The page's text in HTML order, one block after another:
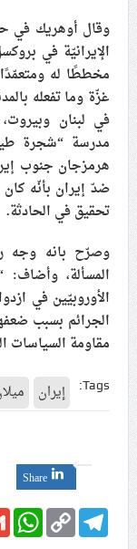
علماء
ممارسة
الإمام
لجنة مراسم
السيّد علي
إيران والعراق
وقال أوهريك في
الإيرانيّة في
مخططًا له
غزّة وما تفعله
في لبنان
مدرسة “شجرة
هرمزجان جنوب
ضدّ إيران بأنّه
تحقيق في الحادثة.
وصرّح بانه وجه
المسألة، وأضاف:
الأوروبيّين في
الجرائم بسبب
مقاومة السياسات
Tags: إيران
Share
Copy
Link
Telegram